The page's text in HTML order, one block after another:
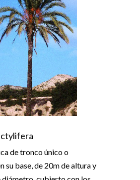
de tronco único o
su base, de 20m de altura y